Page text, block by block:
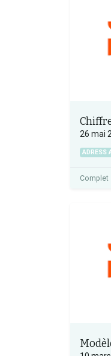
26 mai
ADRESS
Complet